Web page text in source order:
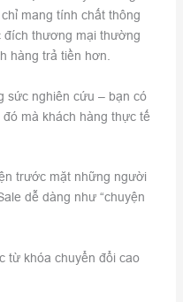
mang tính chất thông
đích thương mại thường
hàng trả tiền hơn.
sức nghiên cứu – bạn có
mà khách hàng thực tế
trước mặt những người
dễ dàng như “chuyện
từ khóa chuyển đổi cao